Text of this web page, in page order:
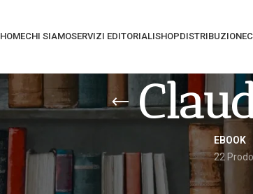
HOMECHI SIAMOSERVIZI EDITORIALISHOPDISTRIBUZIONE
EBOOK
22
Prodotti taggati “Claudio